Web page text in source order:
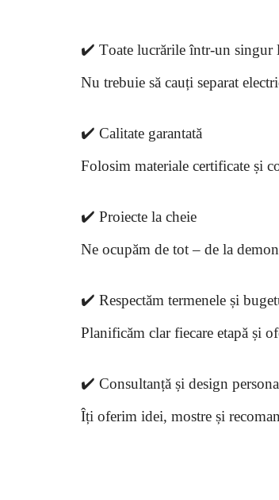
✔️ Toate lucrările într-un singur
Nu trebuie să cauți separat
✔️ Calitate garantată
Folosim materiale certificate și
✔️ Proiecte la cheie
Ne ocupăm de tot – de la
✔️ Respectăm termenele și
Planificăm clar fiecare etapă și
✔️ Consultanță și design
Îți oferim idei, mostre și